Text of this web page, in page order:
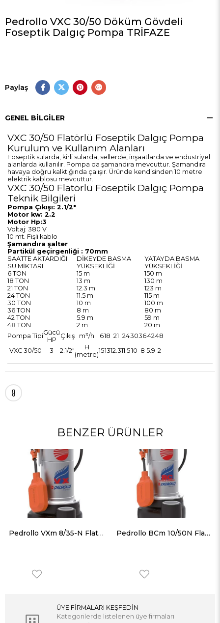
Pedrollo VXC 30/50 Döküm Gövdeli
Foseptik Dalgıç Pompa TRİFAZE
Paylaş
GENEL BILGILER
VXC 30/50 Flatörlü Foseptik Dalgıç Pompa
Kurulum ve Kullanım Alanları
Foseptik sularda, kirli sularda, sellerde, inşaatlarda ve endüstriyel
alanlarda kullanılır. Pompa da şamandıra mevcuttur. Şamandıra
havaya doğru kalktığında çalışır. Üründe kendisinden 10 metre
elektrik kablosu mevcuttur.
VXC 30/50 Flatörlü Foseptik Dalgıç Pompa
Teknik Bilgileri
Pompa Çıkışı: 2.1/2"
Motor kw: 2.2
Motor Hp:3
Voltaj: 380 V
10 mt. Fişli kablo
Şamandıra şalter
Partikül geçirgenliği : 70mm
SAATTE AKTARDIĞI
SU MİKTARI
DİKEYDE BASMA
YÜKSEKLİĞİ
YATAYDA BASMA
YÜKSEKLİĞİ
6 TON
15 m
150 m
18 TON
13 m
130 m
21 TON
12.3 m
123 m
24 TON
11.5 m
115 m
30 TON
10 m
100 m
36 TON
8 m
80 m
42 TON
5.9 m
59 m
48 TON
2 m
20 m
Pompa TipiGücü
HP
Çıkış m³/h 618 21 2430364248
VXC 30/50
3 2.1/2"
H
(metre)
151312.311.510 8 5.9 2
BENZER ÜRÜNLER
Pedrollo VXm 8/35-N Flatörlü Paslanmaz Gövdeli Foseptik Dalgıç Pompa Pedrollo BCm 10/50N Flatörlü Paslanmaz Gövdeli Foseptik Dalgıç Pompa
ÜYE FİRMALARI KEŞFEDİN
Kategorilerde listelenen üye firmaları